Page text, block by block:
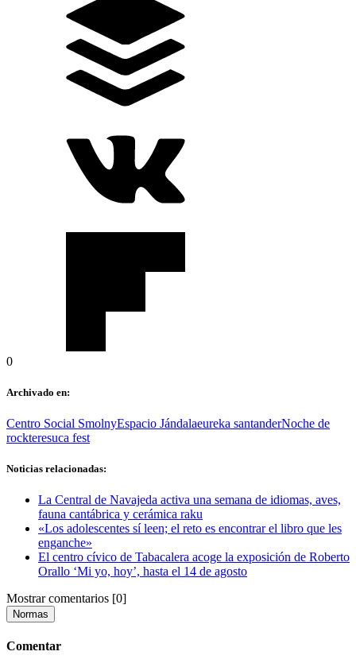
0
Archivado en:
Centro Social SmolnyEspacio Jándalaeureka santanderNoche de
rockteresuca fest
Noticias relacionadas:
La Central de Navajeda activa una semana de idiomas, aves,
fauna cantábrica y cerámica raku
«Los adolescentes sí leen; el reto es encontrar el libro que les
enganche»
El centro cívico de Tabacalera acoge la exposición de Roberto
Orallo ‘Mi yo, hoy’, hasta el 14 de agosto
Mostrar comentarios [0]
Normas
Comentar